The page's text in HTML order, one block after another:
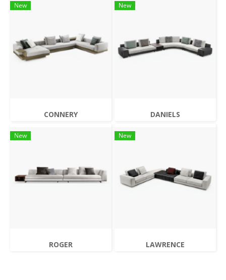
New
CONNERY
New
DANIELS
New
ROGER
New
LAWRENCE